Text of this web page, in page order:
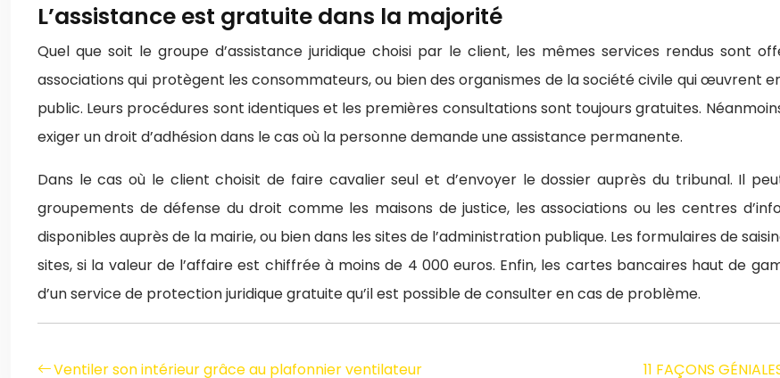
L’assistance est gratuite dans la majorité
Quel que soit le groupe d’assistance juridique choisi par le client, les mêmes services rendus sont
associations qui protègent les consommateurs, ou bien des organismes de la société civile qui œuvrent
public. Leurs procédures sont identiques et les premières consultations sont toujours gratuites.
exiger un droit d’adhésion dans le cas où la personne demande une assistance permanente.
Dans le cas où le client choisit de faire cavalier seul et d’envoyer le dossier auprès du tribunal. Il
groupements de défense du droit comme les maisons de justice, les associations ou les centres
disponibles auprès de la mairie, ou bien dans les sites de l’administration publique. Les formulaires de
sites, si la valeur de l’affaire est chiffrée à moins de 4 000 euros. Enfin, les cartes bancaires haut de
d’un service de protection juridique gratuite qu’il est possible de consulter en cas de problème.
Ventiler son intérieur grâce au plafonnier ventilateur
11 FAÇONS